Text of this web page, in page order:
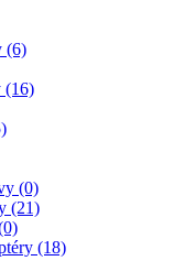
(6)
(16)
(0)
(21)
(18)